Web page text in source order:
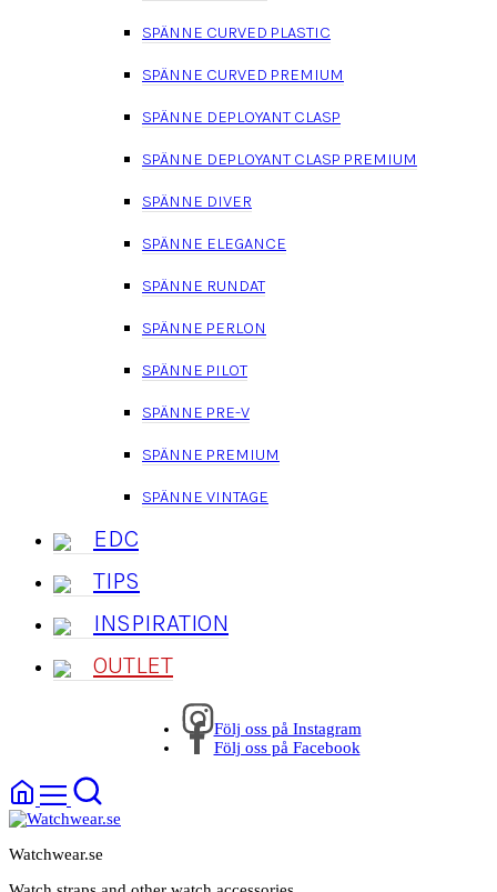
SPÄNNE CURVED PLASTIC
SPÄNNE CURVED PREMIUM
SPÄNNE DEPLOYANT CLASP
SPÄNNE DEPLOYANT CLASP PREMIUM
SPÄNNE DIVER
SPÄNNE ELEGANCE
SPÄNNE RUNDAT
SPÄNNE PERLON
SPÄNNE PILOT
SPÄNNE PRE-V
SPÄNNE PREMIUM
SPÄNNE VINTAGE
EDC
TIPS
INSPIRATION
OUTLET
Följ oss på Instagram
Följ oss på Facebook
Watchwear.se